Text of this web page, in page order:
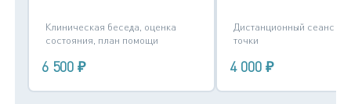
Клиническая беседа, оценка
состояния, план помощи
6 500 ₽
Дистанционный сеанс из
точки
4 000 ₽